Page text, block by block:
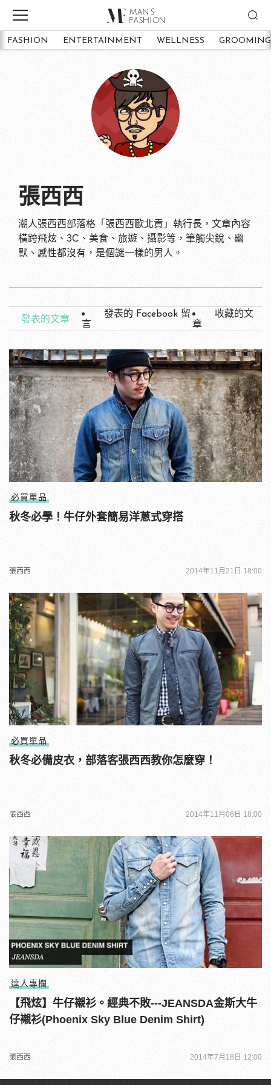
FASHION ENTERTAINMENT WELLNESS GROOMING
張西西
潮人張西西部落格「張西西歐北貢」執行長，文章內容
橫跨飛炫、3C、美食、旅遊、攝影等，筆觸尖銳、幽
默、感性都沒有，是個謎一樣的男人。
發表的文章
發表的 Facebook 留
言
收藏的文
章
必買單品
秋冬必學！牛仔外套簡易洋蔥式穿搭
張西西 2014年11月21日 18:00
必買單品
秋冬必備皮衣，部落客張西西教你怎麼穿！
張西西 2014年11月06日 18:00
達人專欄
【飛炫】牛仔襯衫。經典不敗---JEANSDA金斯大牛
仔襯衫(Phoenix Sky Blue Denim Shirt)
張西西 2014年7月18日 12:00